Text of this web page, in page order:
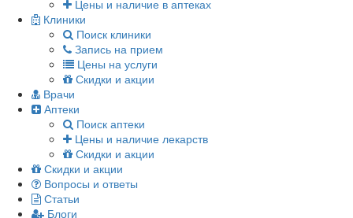
Цены и наличие в аптеках
Клиники
Поиск клиники
Запись на прием
Цены на услуги
Скидки и акции
Врачи
Аптеки
Поиск аптеки
Цены и наличие лекарств
Скидки и акции
Скидки и акции
Вопросы и ответы
Статьи
Блоги